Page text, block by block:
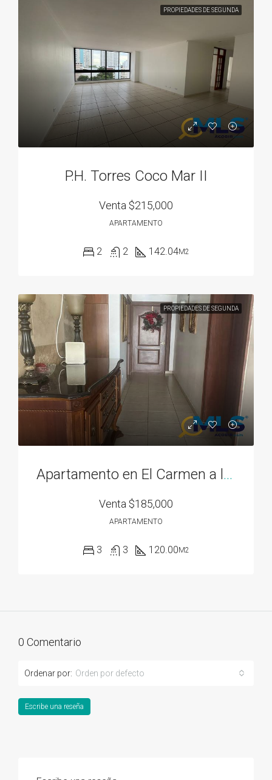
PROPIEDADES DE SEGUNDA
P.H. Torres Coco Mar II
Venta $215,000
APARTAMENTO
2 2 142.04M2
PROPIEDADES DE SEGUNDA
Apartamento en El Carmen a la venta
Venta $185,000
APARTAMENTO
3 3 120.00M2
0 Comentario
Ordenar por: Orden por defecto
Escribe una reseña